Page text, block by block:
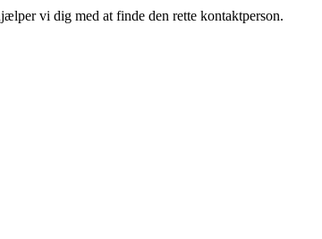
vi dig med at finde den rette kontaktperson.